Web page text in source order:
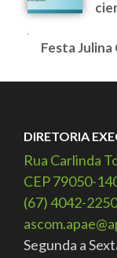
Festa Julina
DIRETORIA
Rua Carlinda
CEP 79050-
(67) 4042-2250
Segunda a